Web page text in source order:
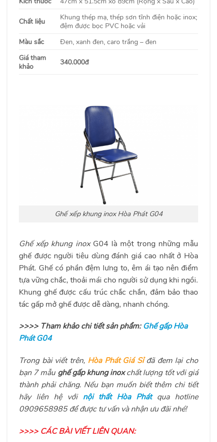
Chất liệu
Khung thép mạ, thép sơn tĩnh điện hoặc inox;
đệm được bọc PVC hoặc vải
Màu sắc
Đen, xanh đen, caro trắng – đen
Giá tham
khảo
340.000đ
Ghế xếp khung inox Hòa Phát G04
Ghế xếp khung inox G04 là một trong những mẫu
ghế được người tiêu dùng đánh giá cao nhất ở Hòa
Phát. Ghế có phần đệm lưng to, êm ái tạo nên điểm
tựa vững chắc, thoải mái cho người sử dụng khi ngồi.
Khung ghế được cấu trúc chắc chắn, đảm bảo thao
tác gấp mở ghế được dễ dàng, nhanh chóng.
>>>> Tham khảo chi tiết sản phẩm: Ghế gấp Hòa
Phát G04
Trong bài viết trên, Hòa Phát Giá Sỉđã đem lại cho
bạn 7 mẫu ghế gấp khung inoxchất lượng tốt với giá
thành phải chăng. Nếu bạn muốn biết thêm chi tiết
hãy liên hệ với nội thất Hòa Phátqua hotline
0909658985 để được tư vấn và nhận ưu đãi nhé!
>>>> CÁC BÀI VIẾT LIÊN QUAN: